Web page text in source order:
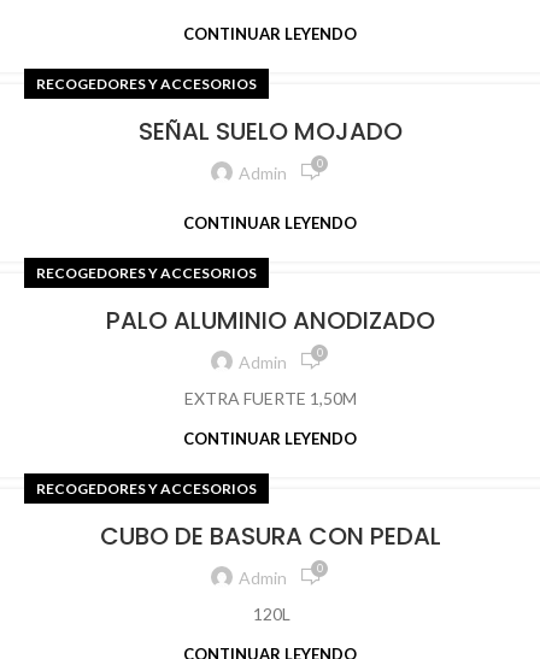
CONTINUAR LEYENDO
RECOGEDORES Y ACCESORIOS
SEÑAL SUELO MOJADO
Admin 0
CONTINUAR LEYENDO
RECOGEDORES Y ACCESORIOS
PALO ALUMINIO ANODIZADO
Admin 0
EXTRA FUERTE 1,50M
CONTINUAR LEYENDO
RECOGEDORES Y ACCESORIOS
CUBO DE BASURA CON PEDAL
Admin 0
120L
CONTINUAR LEYENDO